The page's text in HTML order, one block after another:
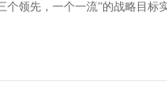
个领先，一个一流”的战略目标